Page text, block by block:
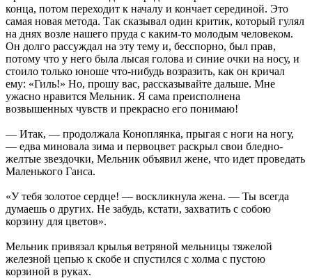
конца, потом переходит к началу и кончает серединой. Это
самая новая метода. Так сказывал один критик, который гулял
на днях возле нашего пруда с каким-то молодым человеком.
Он долго рассуждал на эту тему и, бесспорно, был прав,
потому что у него была лысая голова и синие очки на носу, и
стоило только юноше что-нибудь возразить, как он кричал
ему: «Гиль!» Но, прошу вас, рассказывайте дальше. Мне
ужасно нравится Мельник. Я сама преисполнена
возвышенных чувств и прекрасно его понимаю!
— Итак, — продолжала Коноплянка, прыгая с ноги на ногу,
— едва миновала зима и первоцвет раскрыл свои бледно-
желтые звездочки, Мельник объявил жене, что идет проведать
Маленького Ганса.
«У тебя золотое сердце! — воскликнула жена. — Ты всегда
думаешь о других. Не забудь, кстати, захватить с собою
корзину для цветов».
Мельник привязал крылья ветряной мельницы тяжелой
железной цепью к скобе и спустился с холма с пустою
корзиной в руках.